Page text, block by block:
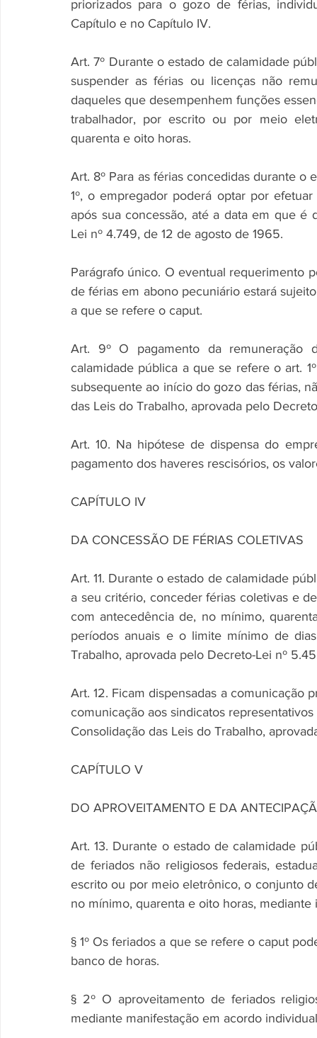
priorizados para o gozo de férias,
Capítulo e no Capítulo IV.
Art. 7º Durante o estado de calamidade
suspender as férias ou licenças não
daqueles que desempenhem funções
trabalhador, por escrito ou por meio
quarenta e oito horas.
Art. 8º Para as férias concedidas durante o
1º, o empregador poderá optar por
após sua concessão, até a data em que é
Lei nº 4.749, de 12 de agosto de 1965.
Parágrafo único. O eventual requerimento
de férias em abono pecuniário estará
a que se refere o caput.
Art. 9º O pagamento da remuneração
calamidade pública a que se refere o art.
subsequente ao início do gozo das férias,
das Leis do Trabalho, aprovada pelo
Art. 10. Na hipótese de dispensa do
pagamento dos haveres rescisórios, os
CAPÍTULO IV
DA CONCESSÃO DE FÉRIAS COLETIVAS
Art. 11. Durante o estado de calamidade
a seu critério, conceder férias coletivas e
com antecedência de, no mínimo,
períodos anuais e o limite mínimo de
Trabalho, aprovada pelo Decreto-Lei nº
Art. 12. Ficam dispensadas a comunicação
comunicação aos sindicatos
Consolidação das Leis do Trabalho,
CAPÍTULO V
DO APROVEITAMENTO E DA
Art. 13. Durante o estado de calamidade
de feriados não religiosos federais,
escrito ou por meio eletrônico, o conjunto
no mínimo, quarenta e oito horas,
§ 1º Os feriados a que se refere o caput
banco de horas.
§ 2º O aproveitamento de feriados
mediante manifestação em acordo